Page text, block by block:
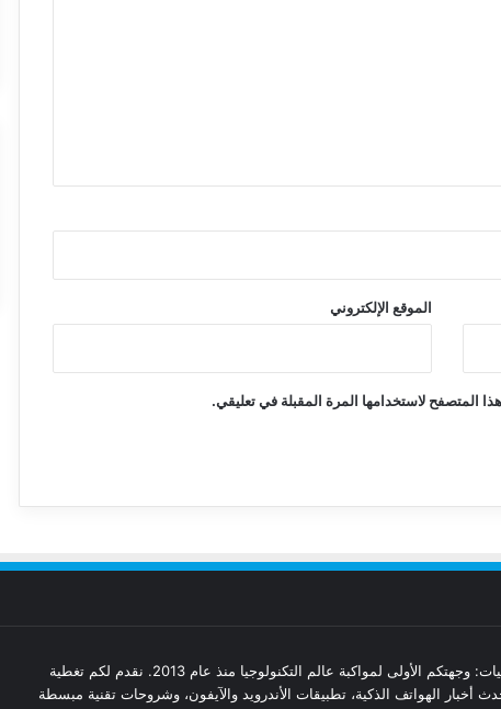
الموقع الإلكتروني
المتصفح لاستخدامها المرة المقبلة في تعليقي.
مدونة تقنيات: وجهتكم الأولى لمواكبة عالم التكنولوجيا منذ عام 2013. نقدم لكم تغطية
أخبار الهواتف الذكية، تطبيقات الأندرويد والآيفون، وشروحات تقنية مبسطة